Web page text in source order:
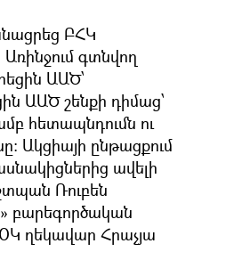
ԲՀԿ
գտնվող
ԱԱԾ՝
ԱԱԾ շենքի դիմաց՝
հետապնդումն ու
Ակցիայի ընթացքում
ավելի
Ռուբեն
բարեգործական
ղեկավար Հրաչյա